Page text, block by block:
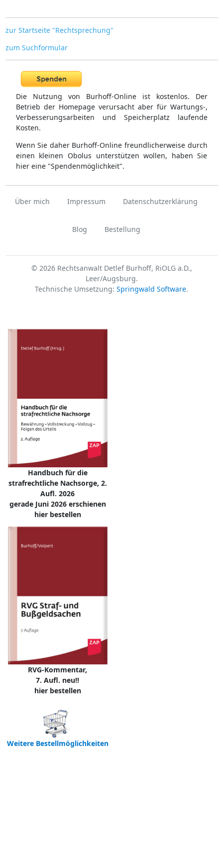
zur Startseite "Rechtsprechung"
zum Suchformular
Die Nutzung von Burhoff-Online ist kostenlos. Der
Betrieb der Homepage verursacht aber für Wartungs-,
Verbesserungsarbeiten und Speicherplatz laufende
Kosten.
Wenn Sie daher Burhoff-Online freundlicherweise durch
einen kleinen Obolus unterstützen wollen, haben Sie
hier eine "Spendenmöglichkeit".
Über mich Impressum Datenschutzerklärung
Blog Bestellung
© 2026 Rechtsanwalt Detlef Burhoff, RiOLG a.D.,
Leer/Augsburg.
Technische Umsetzung: Springwald Software.
Handbuch für die
strafrechtliche Nachsorge, 2.
Aufl. 2026
gerade Juni 2026 erschienen
hier bestellen
RVG-Kommentar,
7. Aufl. neu!!
hier bestellen
Weitere Bestellmöglichkeiten